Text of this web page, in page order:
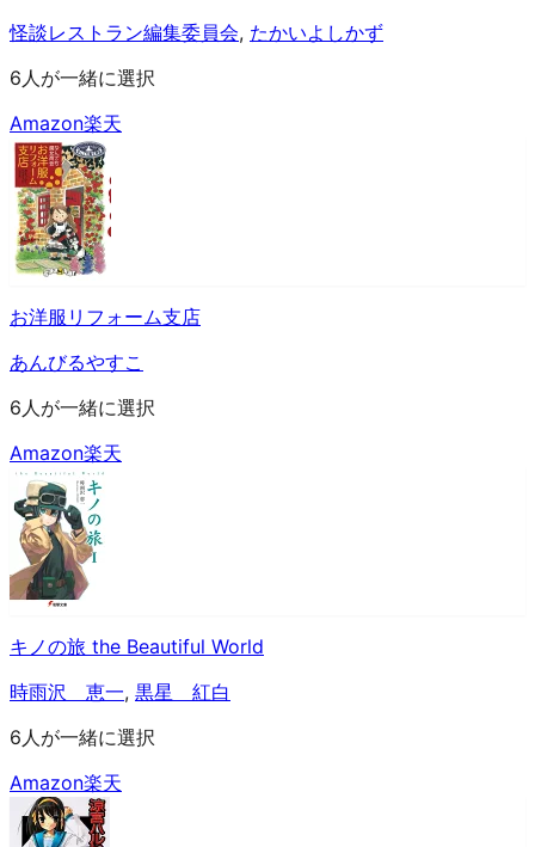
怪談レストラン編集委員会, たかいよしかず
6人が一緒に選択
Amazon楽天
お洋服リフォーム支店
あんびるやすこ
6人が一緒に選択
Amazon楽天
キノの旅 the Beautiful World
時雨沢 恵一, 黒星 紅白
6人が一緒に選択
Amazon楽天